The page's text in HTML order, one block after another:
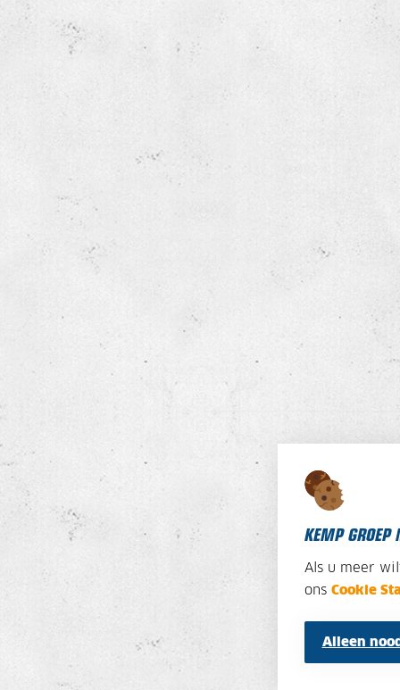
KEMP GROEP
Als u meer
ons Cookie
Alleen